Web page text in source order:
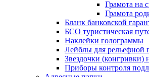
Грамота на
Грамота
Бланк банковской
БСО туристическая
Наклейки голограммы
Лейблы для рельефной
Звездочки (конгривки)
Приборы контроля